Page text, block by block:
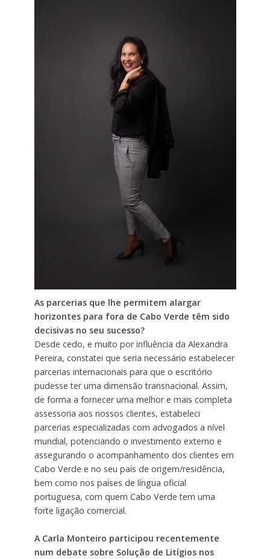
As parcerias que lhe permitem alargar
horizontes para fora de Cabo Verde têm sido
decisivas no seu sucesso?
Desde cedo, e muito por influência da Alexandra
Pereira, constatei que seria necessário estabelecer
parcerias internacionais para que o escritório
pudesse ter uma dimensão transnacional. Assim,
de forma a fornecer uma melhor e mais completa
assessoria aos nossos clientes, estabeleci
parcerias especializadas com advogados a nível
mundial, potenciando o investimento externo e
assegurando o acompanhamento dos clientes em
Cabo Verde e no seu país de origem/residência,
bem como nos países de língua oficial
portuguesa, com quem Cabo Verde tem uma
forte ligação comercial.
A Carla Monteiro participou recentemente
num debate sobre Solução de Litígios nos